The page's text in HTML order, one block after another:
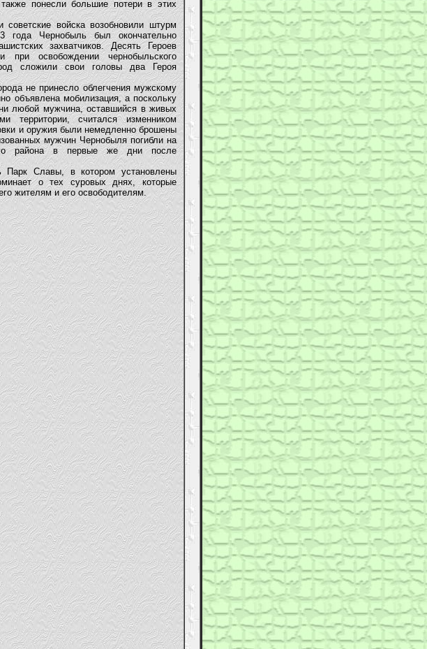
понесли большие потери в этих
войска возобновили штурм
года Чернобыль был окончательно
захватчиков. Десять Героев
при освобождении чернобыльского
сложили свои головы два Героя
не принесло облегчения мужскому
объявлена мобилизация, а поскольку
любой мужчина, оставшийся в живых
территории, считался изменником
и оружия были немедленно брошены
мужчин Чернобыля погибли на
района в первые же дни после
Славы, в котором установлены
о тех суровых днях, которые
жителям и его освободителям.